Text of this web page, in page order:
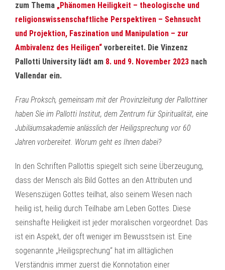
zum Thema „Phänomen Heiligkeit – theologische und
religionswissenschaftliche Perspektiven – Sehnsucht
und Projektion, Faszination und Manipulation – zur
Ambivalenz des Heiligen“ vorbereitet. Die Vinzenz
Pallotti University lädt am 8. und 9. November 2023 nach
Vallendar ein.
Frau Proksch, gemeinsam mit der Provinzleitung der Pallottiner
haben Sie im Pallotti Institut, dem Zentrum für Spiritualität, eine
Jubiläumsakademie anlässlich der Heiligsprechung vor 60
Jahren vorbereitet. Worum geht es Ihnen dabei?
In den Schriften Pallottis spiegelt sich seine Überzeugung,
dass der Mensch als Bild Gottes an den Attributen und
Wesenszügen Gottes teilhat, also seinem Wesen nach
heilig ist, heilig durch Teilhabe am Leben Gottes. Diese
seinshafte Heiligkeit ist jeder moralischen vorgeordnet. Das
ist ein Aspekt, der oft weniger im Bewusstsein ist. Eine
sogenannte „Heiligsprechung“ hat im alltäglichen
Verständnis immer zuerst die Konnotation einer